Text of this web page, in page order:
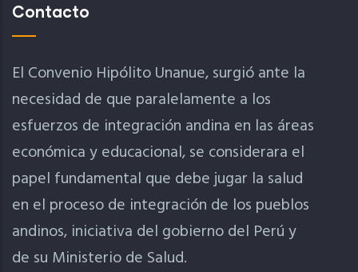
Contacto
El Convenio Hipólito Unanue, surgió ante la
necesidad de que paralelamente a los
esfuerzos de integración andina en las áreas
económica y educacional, se considerara el
papel fundamental que debe jugar la salud
en el proceso de integración de los pueblos
andinos, iniciativa del gobierno del Perú y
de su Ministerio de Salud.